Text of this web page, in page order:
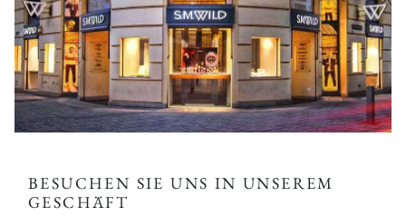
BESUCHEN SIE UNS IN UNSEREM
GESCHÄFT